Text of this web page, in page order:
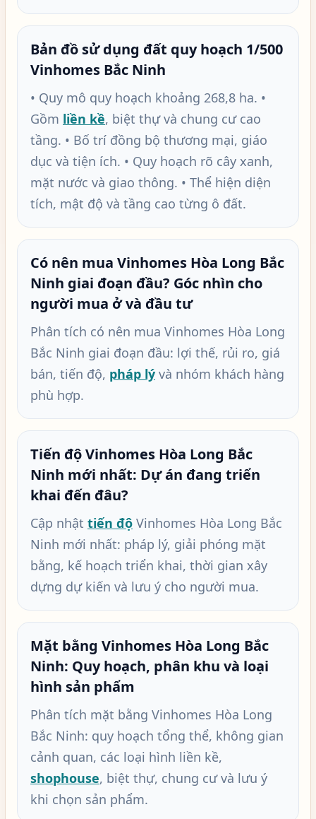
Bản đồ sử dụng đất quy hoạch 1/500
Vinhomes Bắc Ninh
• Quy mô quy hoạch khoảng 268,8 ha. •
Gồm liền kề, biệt thự và chung cư cao
tầng. • Bố trí đồng bộ thương mại, giáo
dục và tiện ích. • Quy hoạch rõ cây xanh,
mặt nước và giao thông. • Thể hiện diện
tích, mật độ và tầng cao từng ô đất.
Có nên mua Vinhomes Hòa Long Bắc
Ninh giai đoạn đầu? Góc nhìn cho
người mua ở và đầu tư
Phân tích có nên mua Vinhomes Hòa Long
Bắc Ninh giai đoạn đầu: lợi thế, rủi ro, giá
bán, tiến độ, pháp lý và nhóm khách hàng
phù hợp.
Tiến độ Vinhomes Hòa Long Bắc
Ninh mới nhất: Dự án đang triển
khai đến đâu?
Cập nhật tiến độ Vinhomes Hòa Long Bắc
Ninh mới nhất: pháp lý, giải phóng mặt
bằng, kế hoạch triển khai, thời gian xây
dựng dự kiến và lưu ý cho người mua.
Mặt bằng Vinhomes Hòa Long Bắc
Ninh: Quy hoạch, phân khu và loại
hình sản phẩm
Phân tích mặt bằng Vinhomes Hòa Long
Bắc Ninh: quy hoạch tổng thể, không gian
cảnh quan, các loại hình liền kề,
shophouse, biệt thự, chung cư và lưu ý
khi chọn sản phẩm.